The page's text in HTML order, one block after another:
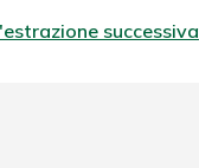
successiva